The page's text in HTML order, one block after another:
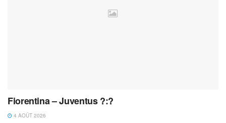
Fiorentina – Juventus ?:?
4 AOÛT 2026